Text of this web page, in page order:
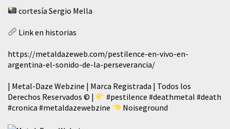
cortesía Sergio Mella
Link en historias
https://metaldazeweb.com/pestilence-en-vivo-en-
argentina-el-sonido-de-la-perseverancia/
| Metal-Daze Webzine | Marca Registrada | Todos los
Derechos Reservados © |
#pestilence #deathmetal #death
#cronica #metaldazewebzine Noiseground